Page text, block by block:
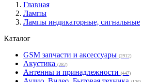
Главная
Лампы
Лампы индикаторные, сигнальные
Каталог
GSM запчасти и аксессуары (2912)
Акустика (282)
Антенны и принадлежности (447)